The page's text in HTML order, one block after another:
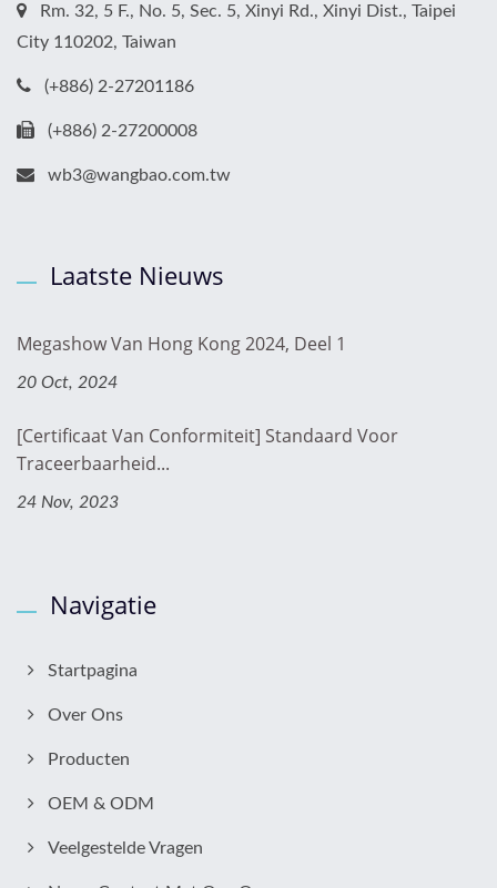
Rm. 32, 5 F., No. 5, Sec. 5, Xinyi Rd., Xinyi Dist., Taipei
City 110202, Taiwan
(+886) 2-27201186
(+886) 2-27200008
wb3@wangbao.com.tw
Laatste Nieuws
Megashow Van Hong Kong 2024, Deel 1
20 Oct, 2024
[Certificaat Van Conformiteit] Standaard Voor
Traceerbaarheid...
24 Nov, 2023
Navigatie
Startpagina
Over Ons
Producten
OEM & ODM
Veelgestelde Vragen